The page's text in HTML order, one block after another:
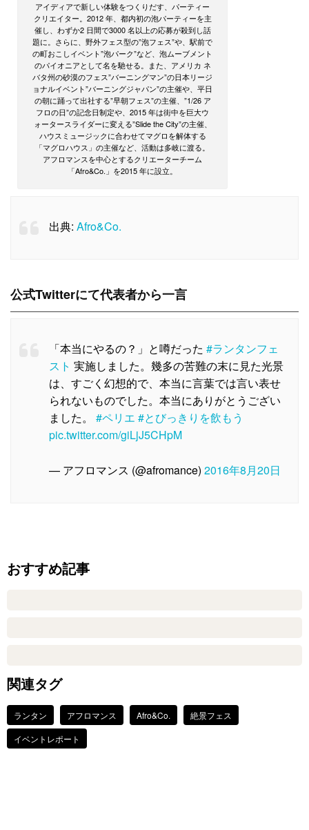
アイディアで新しい体験をつくりだす、パーティー
クリエイター。2012 年、都内初の泡パーティーを主
催し、わずか2 日間で3000 名以上の応募が殺到し話
題に。さらに、野外フェス型の”泡フェス”や、駅前で
の町おこしイベント”泡パーク”など、泡ムーブメント
のパイオニアとして名を馳せる。また、アメリカ ネ
バタ州の砂漠のフェス”バーニングマン”の日本リージ
ョナルイベント”バーニングジャパン”の主催や、平日
の朝に踊って出社する”早朝フェス”の主催、”1/26 ア
フロの日”の記念日制定や、2015 年は街中を巨大ウ
ォータースライダーに変える”Slide the City”の主催、
ハウスミュージックに合わせてマグロを解体する
「マグロハウス」の主催など、活動は多岐に渡る。
アフロマンスを中心とするクリエーターチーム
「Afro&Co.」を2015 年に設立。
出典: Afro&Co.
公式Twitterにて代表者から一言
「本当にやるの？」と噂だった #ランタンフェ
スト 実施しました。幾多の苦難の末に見た光景
は、すごく幻想的で、本当に言葉では言い表せ
られないものでした。本当にありがとうござい
ました。 #ペリエ #とびっきりを飲もう
pic.twitter.com/giLjJ5CHpM
— アフロマンス (@afromance) 2016年8月20日
おすすめ記事
関連タグ
ランタン アフロマンス Afro&Co.
絶景フェス
イベントレポート